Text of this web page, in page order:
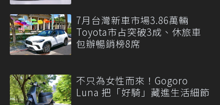
7月台灣新車市場3.86萬輛
Toyota市占突破3成、休旅車
包辦暢銷榜8席
不只為女性而來！Gogoro
Luna 把「好騎」藏進生活細節